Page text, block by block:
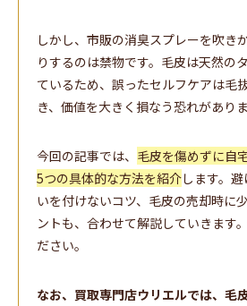
しかし、市販の消臭スプレーを吹き
りするのは禁物です。毛皮は天然の
ているため、誤ったセルフケアは毛
き、価値を大きく損なう恐れがありま
今回の記事では、 毛皮を傷めずに自
5つの具体的な方法を紹介します。
いを付けないコツ、毛皮の売却時に
ントも、合わせて解説していきます
ださい。
なお、買取専門店ウリエルでは、毛